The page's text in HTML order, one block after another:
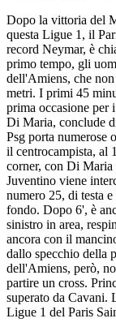
Dopo la vittoria del
questa Ligue 1, il
record Neymar, è
primo tempo, gli
dell'Amiens, che
metri. I primi 45
prima occasione per
Di Maria, conclude
Psg porta numerose
il centrocampista, al
corner, con Di
Juventino viene
numero 25, di testa
fondo. Dopo 6', è
sinistro in area,
ancora con il
dallo specchio della
dell'Amiens, però,
partire un cross.
superato da Cavani.
Ligue 1 del Paris